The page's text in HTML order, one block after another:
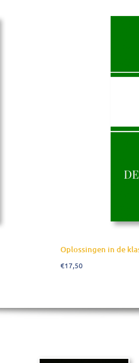
Elke bestelling bij ons is
en uitstekende
boost in zelfvertrouwen, meer
Oplossingen in de
€17,50